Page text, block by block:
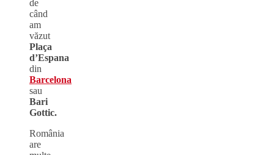
de
când
am
văzut
Plaça
d’Espana
din
Barcelona
sau
Bari
Gottic.
România
are